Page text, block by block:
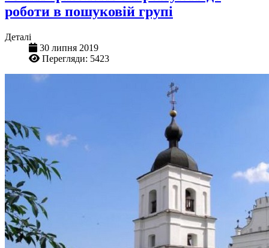
роботи в пошуковій групі
Деталі
30 липня 2019
Перегляди: 5423